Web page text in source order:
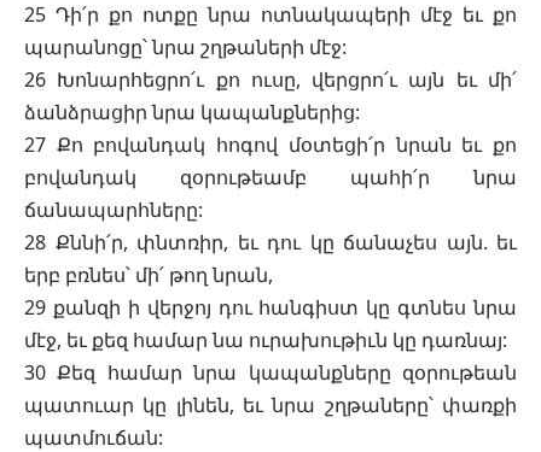
25 Դի՛ր քո ոտքը նրա ոտնակապերի մէջ եւ քո
պարանոցը՝ նրա շղթաների մէջ:
26 Խոնարհեցրո՛ւ քո ուսը, վերցրո՛ւ այն եւ մի՛
ձանձրացիր նրա կապանքներից:
27 Քո բովանդակ հոգով մօտեցի՛ր նրան եւ քո
բովանդակ զօրութեամբ պահի՛ր նրա
ճանապարհները:
28 Քննի՛ր, փնտռիր, եւ դու կը ճանաչես այն. եւ
երբ բռնես՝ մի՛ թող նրան,
29 քանզի ի վերջոյ դու հանգիստ կը գտնես նրա
մէջ, եւ քեզ համար նա ուրախութիւն կը դառնայ:
30 Քեզ համար նրա կապանքները զօրութեան
պատուար կը լինեն, եւ նրա շղթաները՝ փառքի
պատմուճան: